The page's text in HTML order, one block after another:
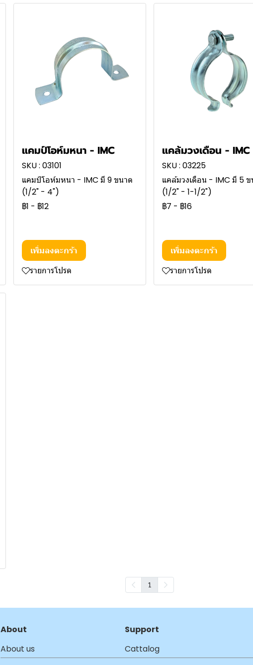
แคมป์โอห์มหนา - IMC
SKU : 03101
แคมป์โอห์มหนา - IMC มี 9 ขนาด
(1/2" - 4")
฿1 - ฿12
เพิ่มลงตะกร้า
รายการโปรด
แคล้มวงเดือน - IMC
SKU : 03225
แคล้มวงเดือน - IMC มี 5 ข
(1/2" - 1-1/2")
฿7 - ฿16
เพิ่มลงตะกร้า
รายการโปรด
1
About
About us
Support
Cattalog